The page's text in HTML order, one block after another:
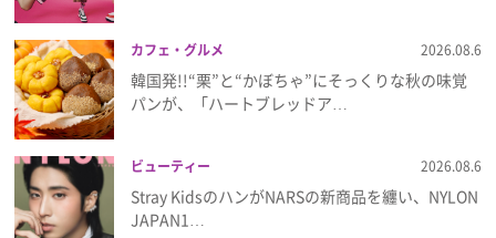
カフェ・グルメ 2026.08.6
韓国発!!“栗”と“かぼちゃ”にそっくりな秋の味覚
パンが、「ハートブレッドア…
ビューティー 2026.08.6
Stray KidsのハンがNARSの新商品を纏い、NYLON
JAPAN1…